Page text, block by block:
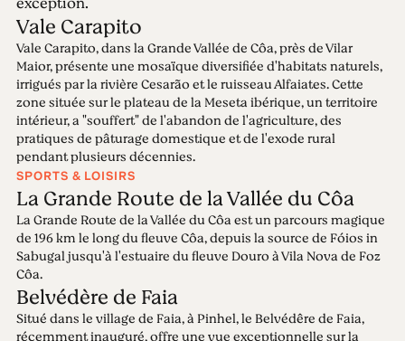
Vale Carapito
Vale Carapito, dans la Grande Vallée de Côa, près de Vilar
Maior, présente une mosaïque diversifiée d'habitats naturels,
irrigués par la rivière Cesarão et le ruisseau Alfaiates. Cette
zone située sur le plateau de la Meseta ibérique, un territoire
intérieur, a "souffert" de l'abandon de l'agriculture, des
pratiques de pâturage domestique et de l'exode rural
pendant plusieurs décennies.
SPORTS & LOISIRS
La Grande Route de la Vallée du Côa
La Grande Route de la Vallée du Côa est un parcours magique
de 196 km le long du fleuve Côa, depuis la source de Fóios in
Sabugal jusqu'à l'estuaire du fleuve Douro à Vila Nova de Foz
Côa.
Belvédère de Faia
Situé dans le village de Faia, à Pinhel, le Belvédêre de Faia,
récemment inauguré, offre une vue exceptionnelle sur la